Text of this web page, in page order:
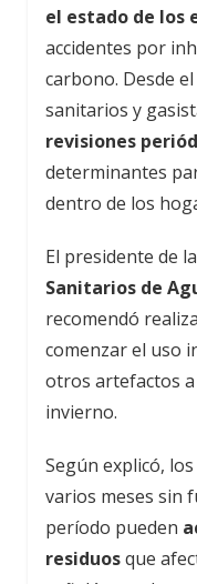
el estado de los
accidentes por
carbono. Desde
sanitarios y
revisiones
determinantes
dentro de los
El presidente de la
Sanitarios de
recomendó
comenzar el uso
otros artefactos
invierno.
Según explicó,
varios meses sin
período pueden
residuosque